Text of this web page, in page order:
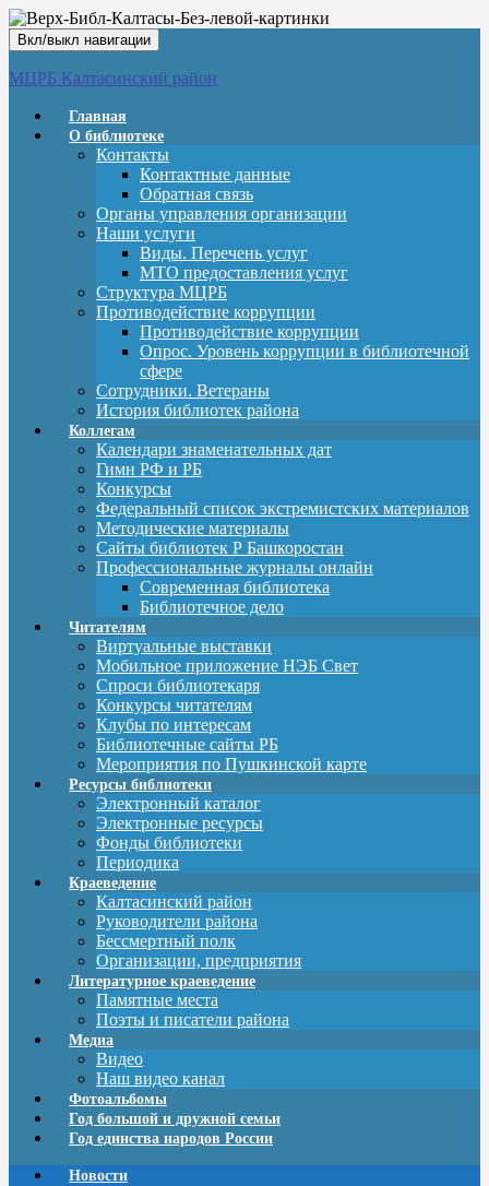
Вкл/выкл навигации
МЦРБ Калтасинский район
Главная
О библиотеке
Контакты
Контактные данные
Обратная связь
Органы управления организации
Наши услуги
Виды. Перечень услуг
МТО предоставления услуг
Структура МЦРБ
Противодействие коррупции
Противодействие коррупции
Опрос. Уровень коррупции в библиотечной
сфере
Сотрудники. Ветераны
История библиотек района
Коллегам
Календари знаменательных дат
Гимн РФ и РБ
Конкурсы
Федеральный список экстремистских материалов
Методические материалы
Сайты библиотек Р Башкоростан
Профессиональные журналы онлайн
Современная библиотека
Библиотечное дело
Читателям
Виртуальные выставки
Мобильное приложение НЭБ Свет
Спроси библиотекаря
Конкурсы читателям
Клубы по интересам
Библиотечные сайты РБ
Мероприятия по Пушкинской карте
Ресурсы библиотеки
Электронный каталог
Электронные ресурсы
Фонды библиотеки
Периодика
Краеведение
Калтасинский район
Руководители района
Бессмертный полк
Организации, предприятия
Литературное краеведение
Памятные места
Поэты и писатели района
Медиа
Видео
Наш видео канал
Фотоальбомы
Год большой и дружной семьи
Год единства народов России
Новости